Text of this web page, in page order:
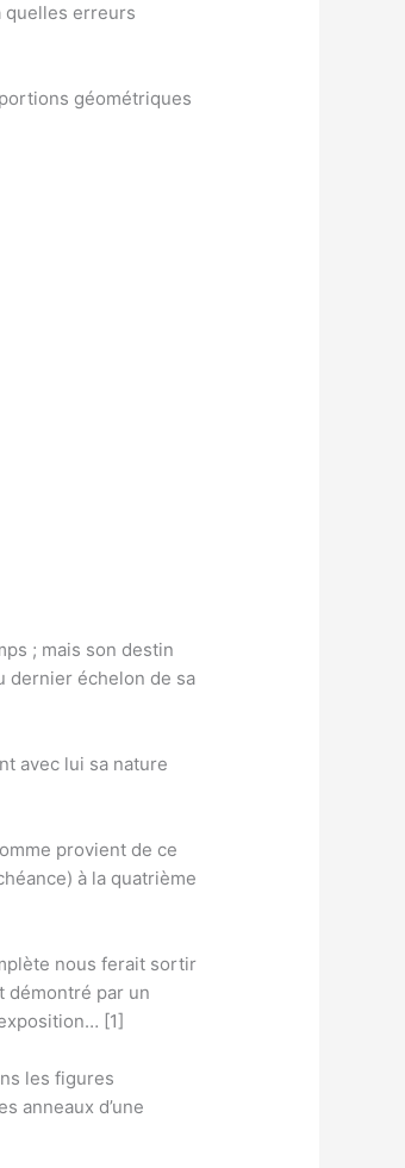
quelles erreurs
géométriques
; mais son destin
dernier échelon de sa
provient de ce
à la quatrième
nous ferait sortir
démontré par un
[1]
les figures
anneaux d’une